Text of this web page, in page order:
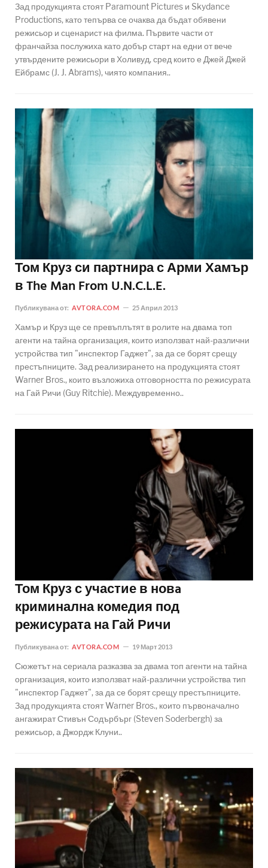
Зад продукцията стоят Paramount Pictures и Skydance
Productions, като тепърва се очаква да бъдат обявени
режисьор и сценарист на филма. Първите части от
франчайза послужиха като добър старт на едни от вече
утвърдените режисьори в Холивуд, сред които е Джей Джей
Ейбрамс (J. J. Abrams), чиято компания..
Том Круз си партнира с Арми Хамър
в The Man From U.N.C.L.E.
Публикувана от: AVTORA.COM 25 Април 2013
Хамър и Круз ще се превъплътят в ролите на двама топ
агенти на тайна организация, които използват най-различни
устройства тип "инспектор Гаджет", за да се борят срещу
престъпниците. Зад реализирането на продукцията стоят
Warner Bros., които възложиха отговорността по режисурата
на Гай Ричи (Guy Ritchie). Междувременно..
Том Круз с участие в новa
криминална комедия под
режисурата на Гай Ричи
Публикувана от: AVTORA.COM 19 Март 2013
Сюжетът на сериала разказва за двама топ агенти на тайна
организация, които използват най-различни устройства тип
"инспектор Гаджет", за да се борят срещу престъпниците.
Зад продукцията стоят Warner Bros., които първоначално
ангажират Стивън Содърбърг (Steven Soderbergh) за
режисьор, а Джордж Клуни..